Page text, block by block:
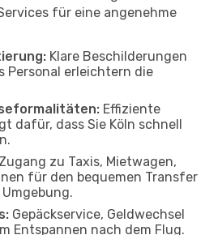
für eine angenehme
Klare Beschilderungen
Personal erleichtern die
Effiziente
dafür, dass Sie Köln schnell
Zugang zu Taxis, Mietwagen,
für den bequemen Transfer
Gepäckservice, Geldwechsel
Entspannen nach dem Flug.